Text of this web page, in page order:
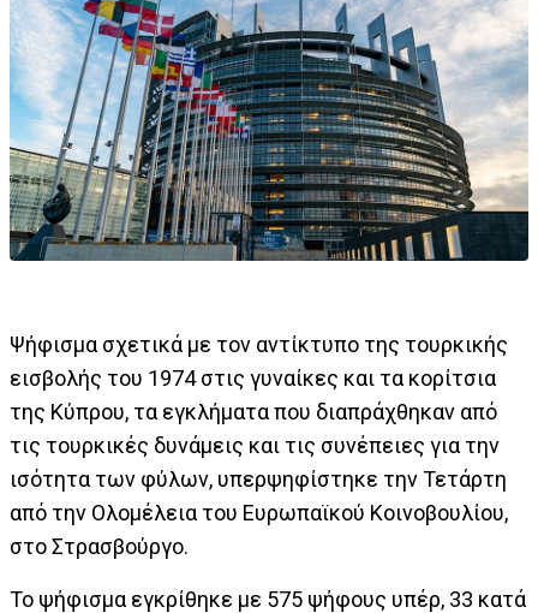
Ψήφισμα σχετικά με τον αντίκτυπο της τουρκικής
εισβολής του 1974 στις γυναίκες και τα κορίτσια
της Κύπρου, τα εγκλήματα που διαπράχθηκαν από
τις τουρκικές δυνάμεις και τις συνέπειες για την
ισότητα των φύλων, υπερψηφίστηκε την Τετάρτη
από την Ολομέλεια του Ευρωπαϊκού Κοινοβουλίου,
στο Στρασβούργο.
Το ψήφισμα εγκρίθηκε με 575 ψήφους υπέρ, 33 κατά